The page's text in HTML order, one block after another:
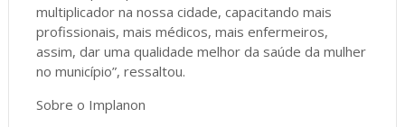
multiplicador na nossa cidade, capacitando mais
profissionais, mais médicos, mais enfermeiros,
assim, dar uma qualidade melhor da saúde da mulher
no município”, ressaltou.
Sobre o Implanon